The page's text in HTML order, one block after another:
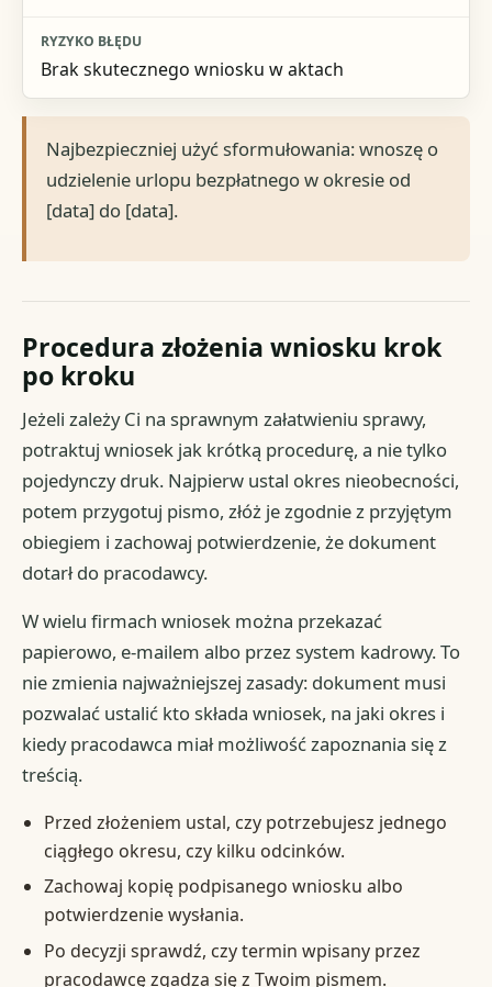
Brak skutecznego wniosku w aktach
Najbezpieczniej użyć sformułowania: wnoszę o
udzielenie urlopu bezpłatnego w okresie od
[data] do [data].
Procedura złożenia wniosku krok
po kroku
Jeżeli zależy Ci na sprawnym załatwieniu sprawy,
potraktuj wniosek jak krótką procedurę, a nie tylko
pojedynczy druk. Najpierw ustal okres nieobecności,
potem przygotuj pismo, złóż je zgodnie z przyjętym
obiegiem i zachowaj potwierdzenie, że dokument
dotarł do pracodawcy.
W wielu firmach wniosek można przekazać
papierowo, e-mailem albo przez system kadrowy. To
nie zmienia najważniejszej zasady: dokument musi
pozwalać ustalić kto składa wniosek, na jaki okres i
kiedy pracodawca miał możliwość zapoznania się z
treścią.
Przed złożeniem ustal, czy potrzebujesz jednego
ciągłego okresu, czy kilku odcinków.
Zachowaj kopię podpisanego wniosku albo
potwierdzenie wysłania.
Po decyzji sprawdź, czy termin wpisany przez
pracodawcę zgadza się z Twoim pismem.